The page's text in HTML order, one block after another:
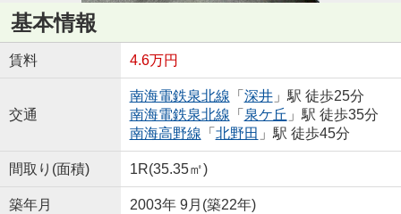
基本情報
賃料 4.6万円
交通
南海電鉄泉北線 「 深井」駅 徒歩25分
南海電鉄泉北線 「 泉ケ丘 」駅 徒歩35分
南海高野線 「 北野田 」駅 徒歩45分
間取り(面積) 1R(35.35㎡)
築年月 2003年 9月(築22年)